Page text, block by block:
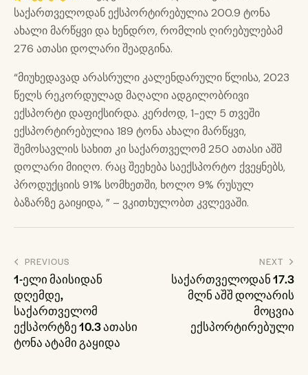
საქართველოდან ექსპორტირებულია 200.9 ტონა
ახალი მარწყვი და ხენდრო, რომლის ღირებულებამ
276 ათასი დოლარი შეადგინა.
“მიუხედავად არასრული კალენდარული წლისა, 2023
წელს რეკორდულად მაღალი ადგილობრივი
ექსპორტი დაფიქსირდა. კერძოდ, 1-ელ 5 თვეში
ექსპორტირებულია 189 ტონა ახალი მარწყვი,
შემოსავლის სახით კი საქართველომ 250 ათასი აშშ
დოლარი მიიღო. რაც შეეხება საექსპორტო ქვეყნებს,
პროდუქციის 91% სომხეთში, ხოლო 9% რუსულ
ბაზარზე გაიყიდა, ” – ვკითხულობთ კვლევაში.
პოსტის
ნავიგაცია
PREVIOUS
1-ელი მაისიდან
დღემდე,
საქართველომ
ექსპორტზე 10.3 ათასი
ტონა ატამი გაყიდა
NEXT
საქართველოდან 17.3
მლნ აშშ დოლარის
მოცვია
ექსპორტირებული